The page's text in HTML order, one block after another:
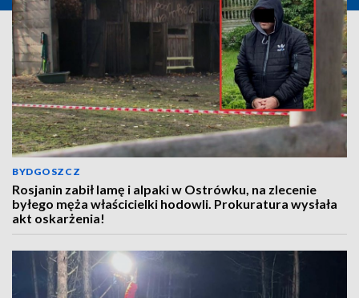
BYDGOSZCZ
Rosjanin zabił lamę i alpaki w Ostrówku, na zlecenie
byłego męża właścicielki hodowli. Prokuratura wysłała
akt oskarżenia!